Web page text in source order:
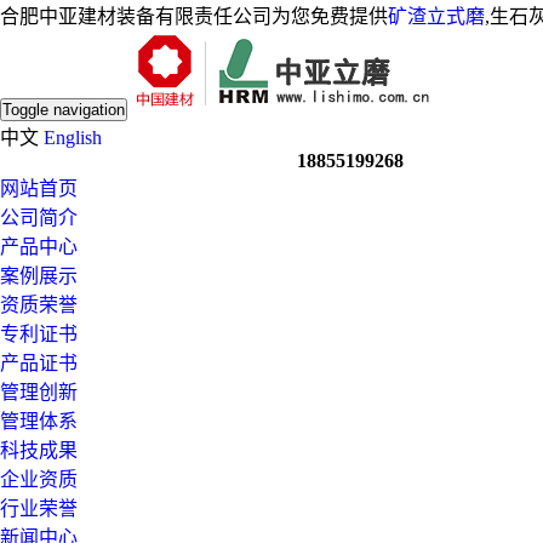
合肥中亚建材装备有限责任公司为您免费提供矿渣立式磨,生石
Toggle navigation
中文 English
18855199268
网站首页
公司简介
产品中心
案例展示
资质荣誉
专利证书
产品证书
管理创新
管理体系
科技成果
企业资质
行业荣誉
新闻中心